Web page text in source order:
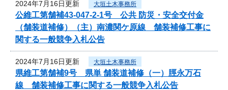
2024年7月16日更新 大垣土木事務所
公維工第舗補43-047-2-1号 公共 防災・安全交付金
（舗装道補修）（主）南濃関ケ原線 舗装補修工事に
関する一般競争入札公告
2024年7月16日更新 大垣土木事務所
県維工第舗補9号 県単 舗装道補修（一）脛永万石
線 舗装補修工事に関する一般競争入札公告